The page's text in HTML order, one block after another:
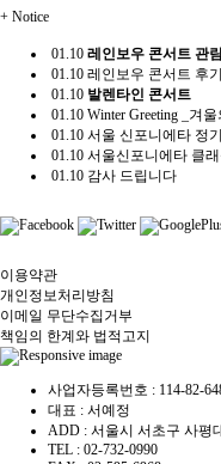
+ Notice
01.10 레인보우 콘서트 관
01.10 레인보우 콘서트 후기
01.10 발렌타인 콘서트
01.10 Winter Greeting _겨
01.10 서울 신포니에타 정
01.10 서울신포니에타 클
01.10 감사 드립니다
이용약관
개인정보처리방침
이메일 무단수집거부
책임의 한계와 법적고지
사업자등록번호 : 114-82-
대표 : 서예정
ADD : 서울시 서초구 사평
TEL : 02-732-0990